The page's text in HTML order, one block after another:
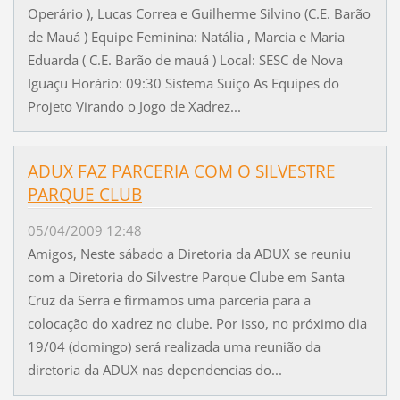
Operário ), Lucas Correa e Guilherme Silvino (C.E. Barão
de Mauá ) Equipe Feminina: Natália , Marcia e Maria
Eduarda ( C.E. Barão de mauá ) Local: SESC de Nova
Iguaçu Horário: 09:30 Sistema Suiço As Equipes do
Projeto Virando o Jogo de Xadrez...
ADUX FAZ PARCERIA COM O SILVESTRE
PARQUE CLUB
05/04/2009 12:48
Amigos, Neste sábado a Diretoria da ADUX se reuniu
com a Diretoria do Silvestre Parque Clube em Santa
Cruz da Serra e firmamos uma parceria para a
colocação do xadrez no clube. Por isso, no próximo dia
19/04 (domingo) será realizada uma reunião da
diretoria da ADUX nas dependencias do...